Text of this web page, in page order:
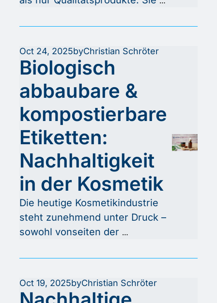
Verantwortung und Nachhaltigkeit.
wird ökologische Konformität
zunehmend zum unverzichtbaren
Standard in Verpackung und
Etikettierung.
Oct 24, 2025byChristian Schröter
Biologisch
abbaubare &
kompostierbare
Etiketten:
Nachhaltigkeit
in der Kosmetik
Die heutige Kosmetikindustrie
steht zunehmend unter Druck –
sowohl vonseiten der
Regulierungsbehörden – um
die die Umweltbelastung
Oct 19, 2025byChristian Schröter